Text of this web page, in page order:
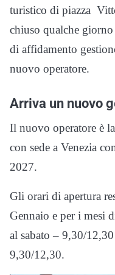
turistico di piazza
chiuso qualche
di affidamento
nuovo operatore.
Arriva un nuovo
Il nuovo operatore è
con sede a Venezia
2027.
Gli orari di apertura
Gennaio e per i mesi
al sabato – 9,30/
9,30/12,30.